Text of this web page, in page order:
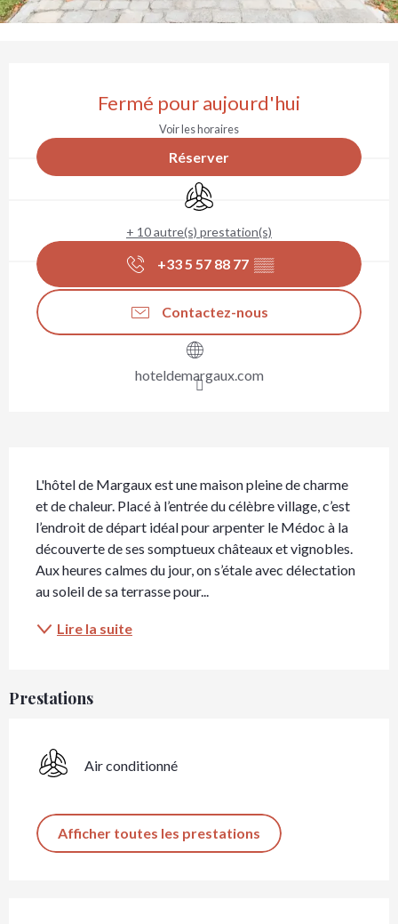
Fermé pour aujourd'hui
Voir les horaires
Réserver
Air conditionné
+ 10 autre(s) prestation(s)
+33 5 57 88 77 ▒▒
Contactez-nous
hoteldemargaux.com
L'hôtel de Margaux est une maison pleine de charme
et de chaleur. Placé à l’entrée du célèbre village, c’est
l’endroit de départ idéal pour arpenter le Médoc à la
découverte de ses somptueux châteaux et vignobles.
Aux heures calmes du jour, on s’étale avec délectation
au soleil de sa terrasse pour...
Lire la suite
Prestations
Air conditionné
Afficher toutes les prestations